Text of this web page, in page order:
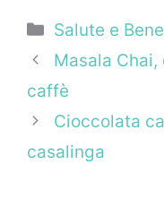
Categorie
Salute e
Masala
caffè
Cioccolata
casalinga